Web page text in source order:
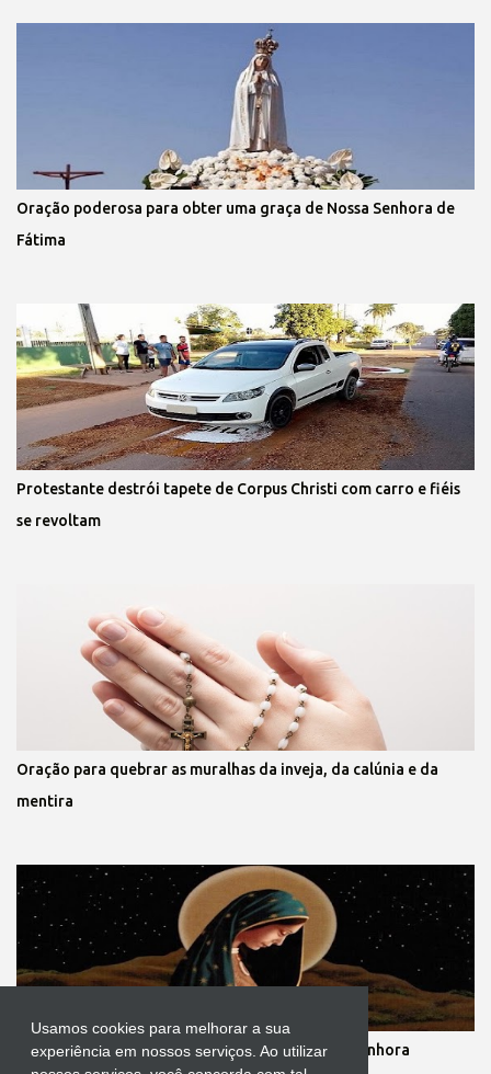
Usamos cookies para melhorar a sua
experiência em nossos serviços. Ao utilizar
Oração poderosa para obter uma graça de Nossa Senhora de
Fátima
Protestante destrói tapete de Corpus Christi com carro e fiéis
se revoltam
Oração para quebrar as muralhas da inveja, da calúnia e da
mentira
Novena dos nove meses de gestação de Nossa Senhora